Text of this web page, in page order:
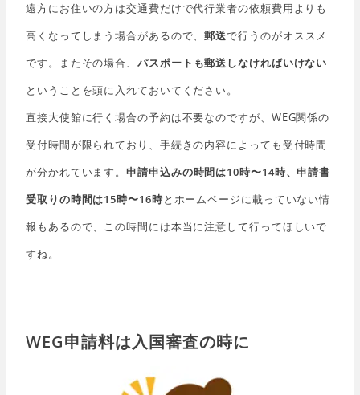
遠方にお住いの方は交通費だけで代行業者の依頼費用よりも
高くなってしまう場合があるので、郵送で行うのがオススメ
です。またその場合、 パスポートも郵送しなければいけない
ということを頭に入れておいてください。
直接大使館に行く場合の予約は不要なのですが、WEG関係の
受付時間が限られており、手続きの内容によっても受付時間
が分かれています。申請申込みの時間は10時〜14時、申請書
受取りの時間は15時〜16時とホームページに載っていない情
報もあるので、この時間には本当に注意して行ってほしいで
すね。
WEG申請料は入国審査の時に